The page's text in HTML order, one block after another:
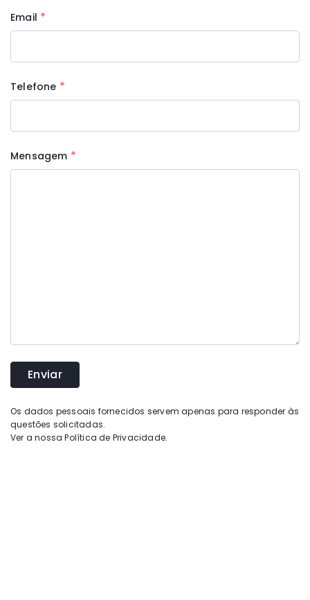
Email *
Telefone *
Mensagem *
Os dados pessoais fornecidos servem apenas para responder às
questões solicitadas.
Ver a nossaPolítica de Privacidade.